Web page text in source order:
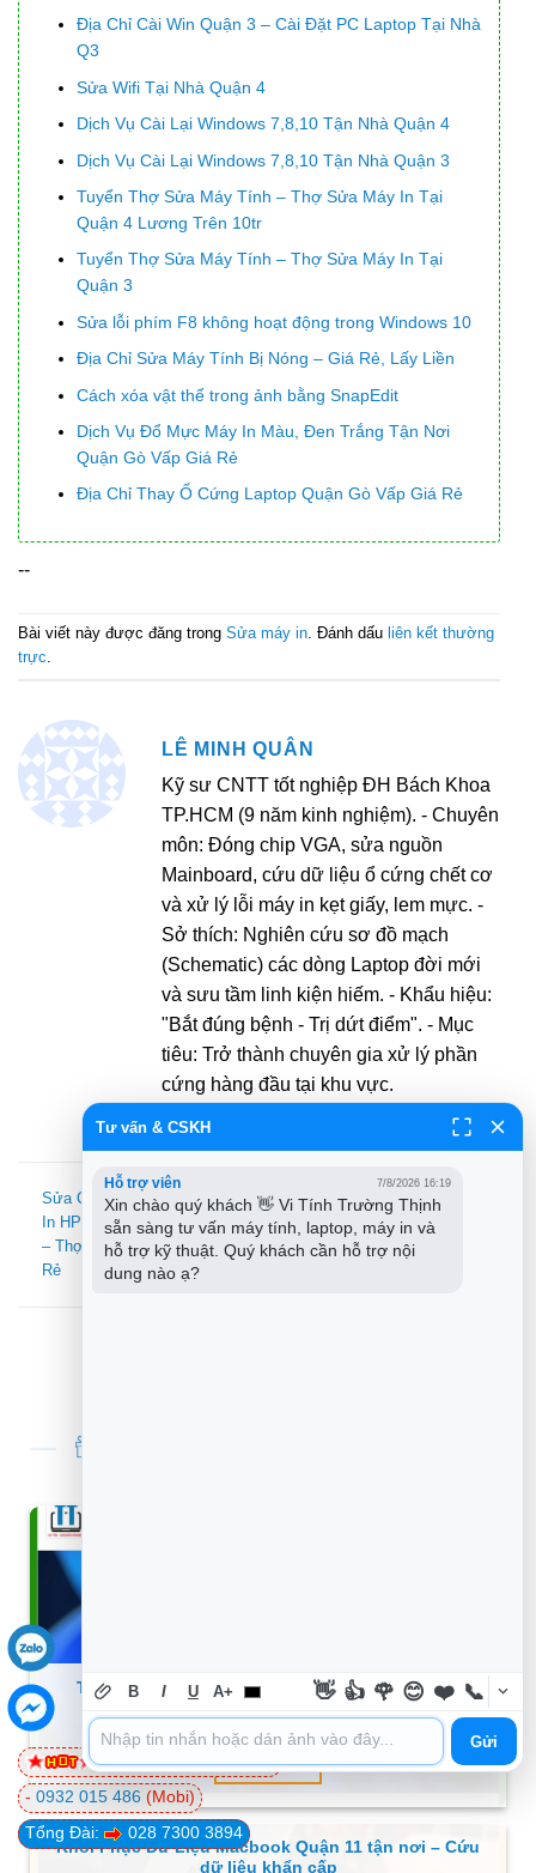
Địa Chỉ Cài Win Quận 3 – Cài Đặt PC Laptop Tại Nhà
Q3
Sửa Wifi Tại Nhà Quận 4
Dịch Vụ Cài Lại Windows 7,8,10 Tận Nhà Quận 4
Dịch Vụ Cài Lại Windows 7,8,10 Tận Nhà Quận 3
Tuyển Thợ Sửa Máy Tính – Thợ Sửa Máy In Tại
Quận 4 Lương Trên 10tr
Tuyển Thợ Sửa Máy Tính – Thợ Sửa Máy In Tại
Quận 3
Sửa lỗi phím F8 không hoạt động trong Windows 10
Địa Chỉ Sửa Máy Tính Bị Nóng – Giá Rẻ, Lấy Liền
Cách xóa vật thể trong ảnh bằng SnapEdit
Dịch Vụ Đổ Mực Máy In Màu, Đen Trắng Tận Nơi
Quận Gò Vấp Giá Rẻ
Địa Chỉ Thay Ổ Cứng Laptop Quận Gò Vấp Giá Rẻ
--
Bài viết này được đăng trong Sửa máy in . Đánh dấu liên kết thường
trực
LÊ MINH QUÂN
Kỹ sư CNTT tốt nghiệp ĐH Bách Khoa
TP.HCM (9 năm kinh nghiệm). - Chuyên
môn: Đóng chip VGA, sửa nguồn
Mainboard, cứu dữ liệu ổ cứng chết cơ
và xử lý lỗi máy in kẹt giấy, lem mực. -
Sở thích: Nghiên cứu sơ đồ mạch
(Schematic) các dòng Laptop đời mới
và sưu tầm linh kiện hiếm. - Khẩu hiệu:
"Bắt đúng bệnh - Trị dứt điểm". - Mục
tiêu: Trở thành chuyên gia xử lý phần
cứng hàng đầu tại khu vực.
Sửa Chữa Nạp Mực Máy
In HP 107a Bị Mờ Tận Nơi
– Thợ Đổ Mực Nhanh Giá
Rẻ
Type Cover không nhận dù
vệ sinh cổng? – Khắc phục
nhanh TPHCM
Thủ thuật Phần mềm Máy tính không mở được
XEM THÊM
Khôi Phục Dữ Liệu Macbook Quận 11 tận nơi – Cứu
dữ liệu khẩn cấp
Tổng Đài: 028 7300 3894
- 0932 015 486 (Mobi)
0981 81 32 72(Viettel)
Tư vấn & CSKH
Hỗ trợ viên 7/8/2026 16:19
Xin chào quý khách 👋 Vi Tính Trường Thịnh
sẵn sàng tư vấn máy tính, laptop, máy in và
hỗ trợ kỹ thuật. Quý khách cần hỗ trợ nội
dung nào ạ?
B I U A+ 👋 👍 🌹 😊 ❤️ 📞
Gửi